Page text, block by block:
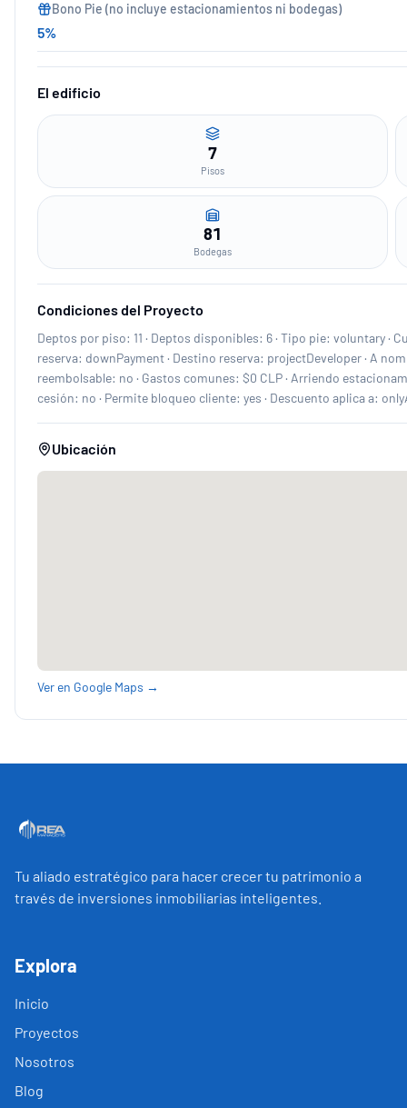
Bono Pie (no incluye estacionamientos ni bodegas)
5%
El edificio
7
Pisos
81
Bodegas
Condiciones del Proyecto
Deptos por piso: 11 · Deptos disponibles: 6 · Tipo pie: voluntary ·
reserva: downPayment · Destino reserva: projectDeveloper · A
reembolsable: no · Gastos comunes: $0 CLP · Arriendo
cesión: no · Permite bloqueo cliente: yes · Descuento aplica a:
Ubicación
Ver en Google Maps →
Tu aliado estratégico para hacer crecer tu patrimonio a
través de inversiones inmobiliarias inteligentes.
Explora
Inicio
Proyectos
Nosotros
Blog